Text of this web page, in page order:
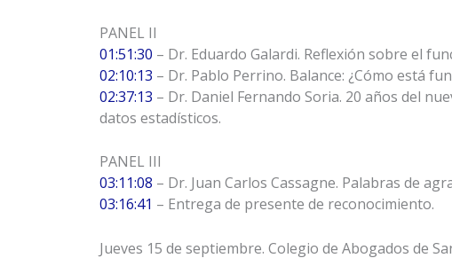
PANEL II
01:51:30 – Dr. Eduardo Galardi. Reflexión sobre el
02:10:13 – Dr. Pablo Perrino. Balance: ¿Cómo está
02:37:13 – Dr. Daniel Fernando Soria. 20 años del
datos estadísticos.
PANEL III
03:11:08 – Dr. Juan Carlos Cassagne. Palabras de
03:16:41 – Entrega de presente de reconocimiento.
Jueves 15 de septiembre. Colegio de Abogados de